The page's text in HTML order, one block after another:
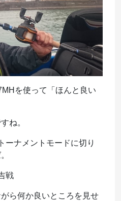
を使って「ほんと良い
ね。
ーナメントモードに切り
戦
ら何か良いところを見せ